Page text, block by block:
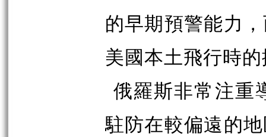
的早期預警能力
美國本土飛行時
俄羅斯非常注重
駐防在較偏遠的